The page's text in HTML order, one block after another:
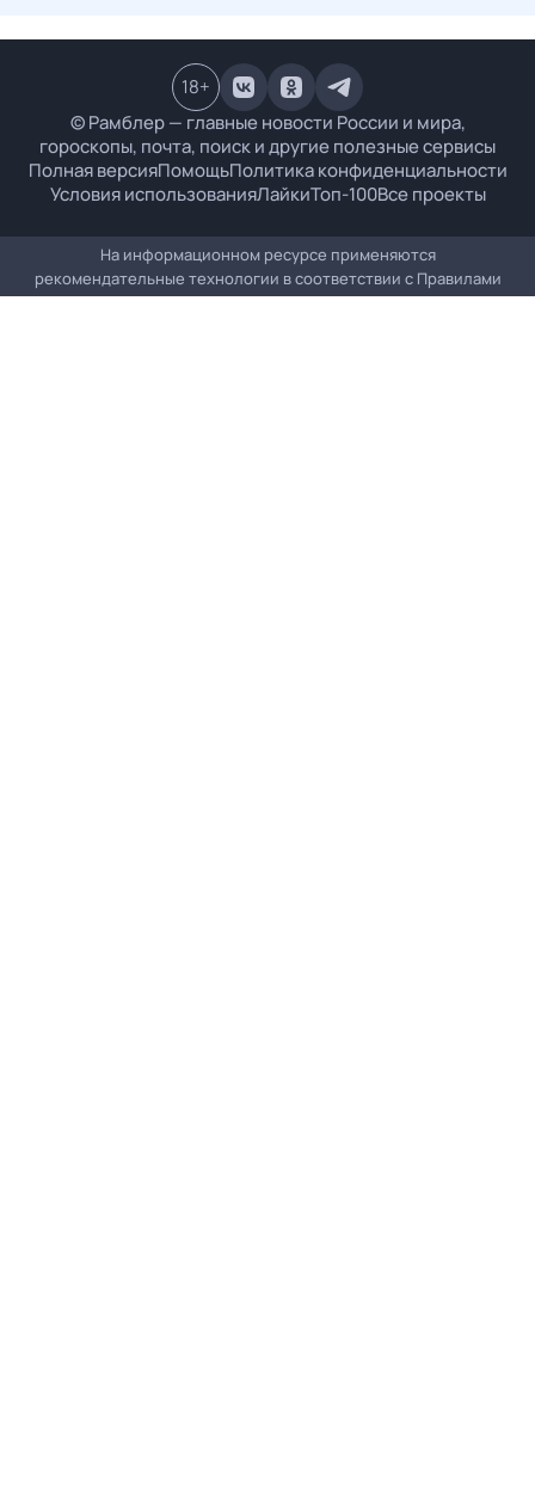
© Рамблер — главные новости России и мира,
гороскопы, почта, поиск и другие полезные сервисы
Полная версияПомощьПолитика конфиденциальности
Условия использованияЛайкиТоп-100Все проекты
18+
На информационном ресурсе применяются
рекомендательные технологии в соответствии с Правилами